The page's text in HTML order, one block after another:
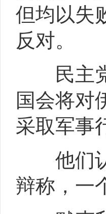
但均以失
反对。
民主党
国会将对
采取军事
他们认
辩称，一